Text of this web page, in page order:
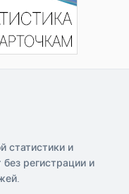
статистики и
регистрации и